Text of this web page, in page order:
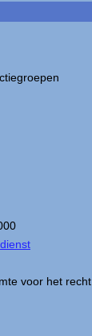
voor het recht